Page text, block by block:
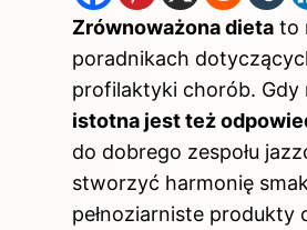
Zrównoważona dieta to
poradnikach
profilaktyki chorób. Gdy
istotna jest też
do dobrego zespołu
stworzyć harmonię
pełnoziarniste produkty